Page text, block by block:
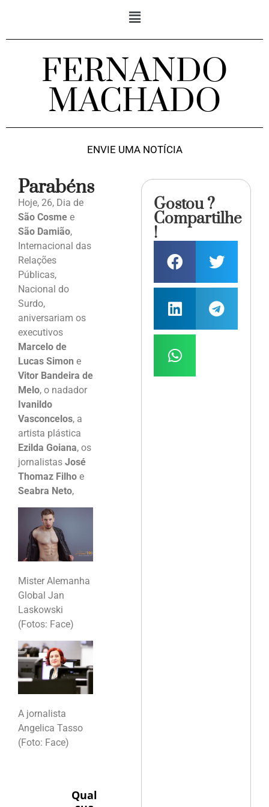
FERNANDO
MACHADO
ENVIE UMA NOTÍCIA
Parabéns
Hoje, 26, Dia de
São Cosme e
São Damião,
Internacional das
Relações
Públicas,
Nacional do
Surdo,
aniversariam os
executivos
Marcelo de
Lucas Simon e
Vitor Bandeira de
Melo, o nadador
Ivanildo
Vasconcelos, a
artista plástica
Ezilda Goiana, os
jornalistas José
Thomaz Filho e
Seabra Neto,
Mister Alemanha
Global Jan
Laskowski
(Fotos: Face)
A jornalista
Angelica Tasso
(Foto: Face)
Qual
Gostou ?
Compartilhe
!